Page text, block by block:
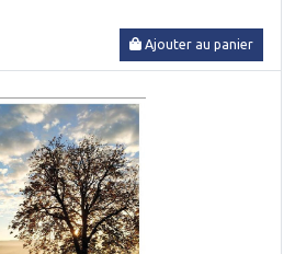
Ajouter au panier